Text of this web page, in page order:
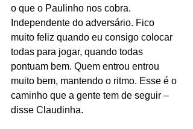
o que o Paulinho nos cobra.
Independente do adversário. Fico
muito feliz quando eu consigo colocar
todas para jogar, quando todas
pontuam bem. Quem entrou entrou
muito bem, mantendo o ritmo. Esse é o
caminho que a gente tem de seguir –
disse Claudinha.